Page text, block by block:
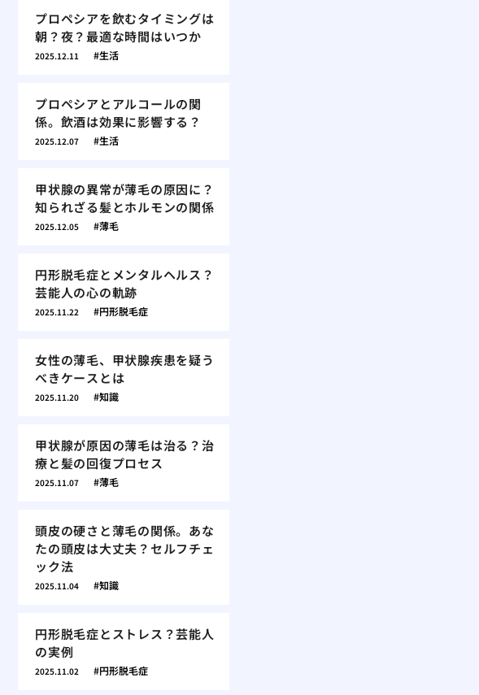
プロペシアを飲むタイミングは
朝？夜？最適な時間はいつか
2025.12.11 生活
プロペシアとアルコールの関
係。飲酒は効果に影響する？
2025.12.07 生活
甲状腺の異常が薄毛の原因に？
知られざる髪とホルモンの関係
2025.12.05 薄毛
円形脱毛症とメンタルヘルス？
芸能人の心の軌跡
2025.11.22 円形脱毛症
女性の薄毛、甲状腺疾患を疑う
べきケースとは
2025.11.20 知識
甲状腺が原因の薄毛は治る？治
療と髪の回復プロセス
2025.11.07 薄毛
頭皮の硬さと薄毛の関係。あな
たの頭皮は大丈夫？セルフチェ
ック法
2025.11.04 知識
円形脱毛症とストレス？芸能人
の実例
2025.11.02 円形脱毛症